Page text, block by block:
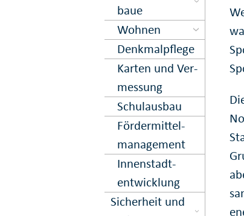
baue
Wohnen
Denkmal­pflege
Karten und Ver­
messung
Schulausbau
Förder­mittel­
management
Innen­stadt­
entwick­lung
Sicher­heit und